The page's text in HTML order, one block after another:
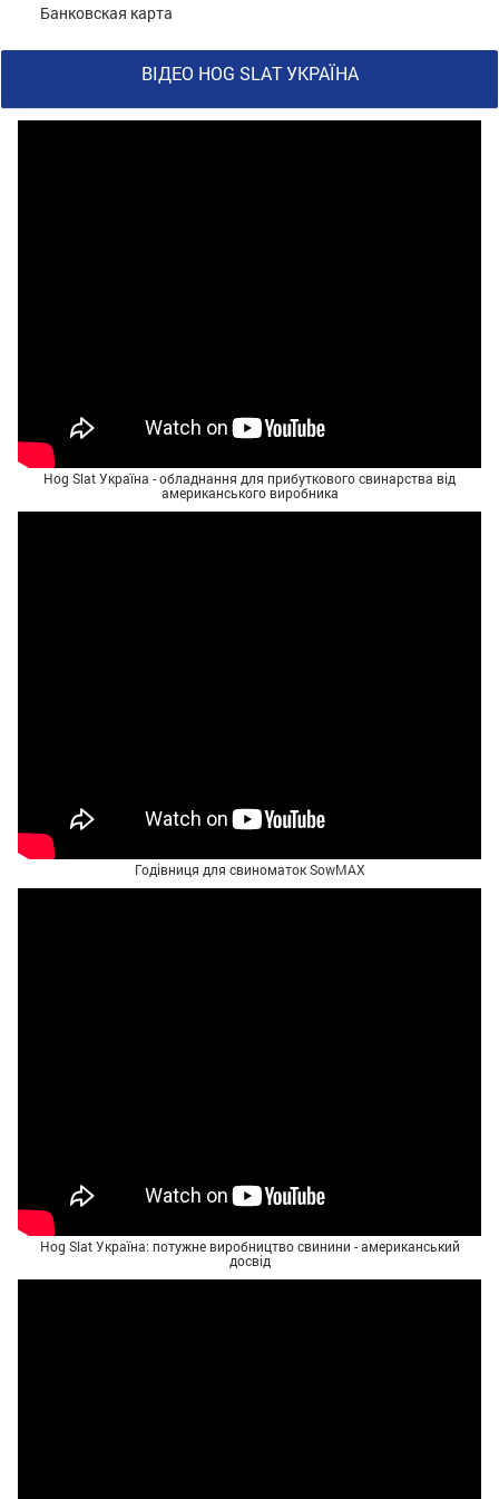
Банковская карта
ВІДЕО HOG SLAT УКРАЇНА
Hog Slat Україна - обладнання для прибуткового свинарства від
американського виробника
Годівниця для свиноматок SowMAX
Hog Slat Україна: потужне виробництво свинини - американський
досвід